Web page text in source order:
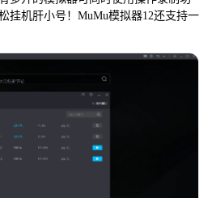
挂机肝小号！MuMu模拟器12还支持一